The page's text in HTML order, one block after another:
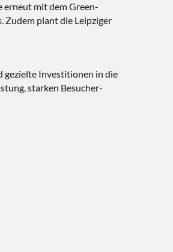
erneut mit dem Green-
plant die Leipziger
gezielte Investitionen in die
starken Besucher-